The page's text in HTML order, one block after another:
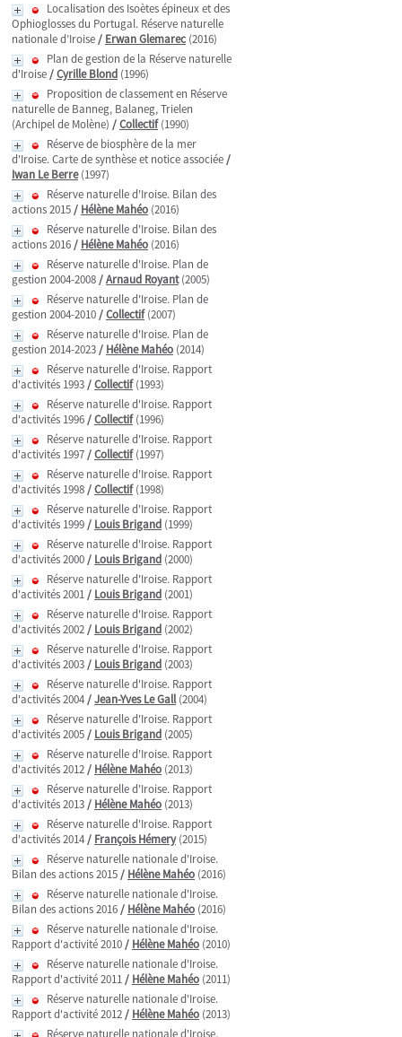
Localisation des Isoètes épineux et des
Ophioglosses du Portugal. Réserve naturelle
nationale d’Iroise/ Erwan Glemarec (2016)
Plan de gestion de la Réserve naturelle
d'Iroise/Cyrille Blond (1996)
Proposition de classement en Réserve
naturelle de Banneg, Balaneg, Trielen
(Archipel de Molène) /Collectif(1990)
Réserve de biosphère de la mer
d'Iroise. Carte de synthèse et notice associée/
Iwan Le Berre(1997)
Réserve naturelle d'Iroise. Bilan des
actions 2015/ Hélène Mahéo (2016)
Réserve naturelle d'Iroise. Bilan des
actions 2016/ Hélène Mahéo (2016)
Réserve naturelle d'Iroise. Plan de
gestion 2004-2008/Arnaud Royant(2005)
Réserve naturelle d'Iroise. Plan de
gestion 2004-2010/Collectif(2007)
Réserve naturelle d'Iroise. Plan de
gestion 2014-2023/ Hélène Mahéo (2014)
Réserve naturelle d'Iroise. Rapport
d'activités 1993/Collectif(1993)
Réserve naturelle d'Iroise. Rapport
d'activités 1996/Collectif(1996)
Réserve naturelle d'Iroise. Rapport
d'activités 1997/Collectif(1997)
Réserve naturelle d'Iroise. Rapport
d'activités 1998/Collectif(1998)
Réserve naturelle d'Iroise. Rapport
d'activités 1999/ Louis Brigand (1999)
Réserve naturelle d'Iroise. Rapport
d'activités 2000/ Louis Brigand (2000)
Réserve naturelle d'Iroise. Rapport
d'activités 2001/ Louis Brigand (2001)
Réserve naturelle d'Iroise. Rapport
d'activités 2002/ Louis Brigand (2002)
Réserve naturelle d'Iroise. Rapport
d'activités 2003/ Louis Brigand (2003)
Réserve naturelle d'Iroise. Rapport
d'activités 2004/Jean-Yves Le Gall(2004)
Réserve naturelle d'Iroise. Rapport
d'activités 2005/ Louis Brigand (2005)
Réserve naturelle d'Iroise. Rapport
d'activités 2012/ Hélène Mahéo (2013)
Réserve naturelle d'Iroise. Rapport
d'activités 2013/ Hélène Mahéo (2013)
Réserve naturelle d'Iroise. Rapport
d'activités 2014/ François Hémery(2015)
Réserve naturelle nationale d'Iroise.
Bilan des actions 2015/ Hélène Mahéo (2016)
Réserve naturelle nationale d'Iroise.
Bilan des actions 2016/ Hélène Mahéo (2016)
Réserve naturelle nationale d'Iroise.
Rapport d'activité 2010/ Hélène Mahéo (2010)
Réserve naturelle nationale d'Iroise.
Rapport d'activité 2011/ Hélène Mahéo (2011)
Réserve naturelle nationale d'Iroise.
Rapport d'activité 2012/ Hélène Mahéo (2013)
Réserve naturelle nationale d'Iroise.